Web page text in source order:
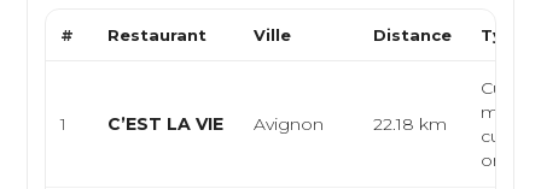
# Restaurant Ville Distance Type
1 C’EST LA VIE Avignon 22.18 km
Cuisine